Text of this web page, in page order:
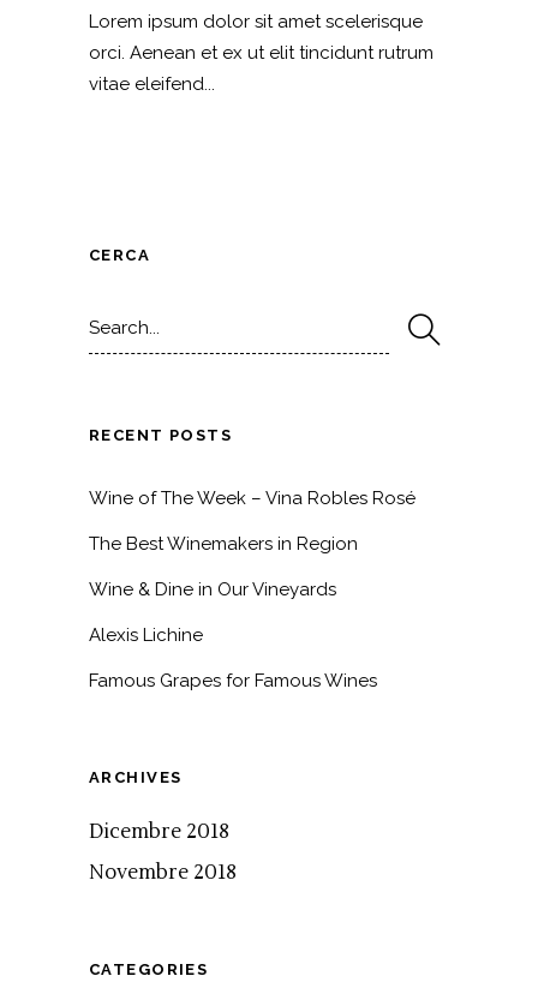
Lorem ipsum dolor sit amet scelerisque
orci. Aenean et ex ut elit tincidunt rutrum
vitae eleifend...
CERCA
for:
RECENT POSTS
Wine of The Week – Vina Robles Rosé
The Best Winemakers in Region
Wine & Dine in Our Vineyards
Alexis Lichine
Famous Grapes for Famous Wines
ARCHIVES
Dicembre 2018
Novembre 2018
CATEGORIES